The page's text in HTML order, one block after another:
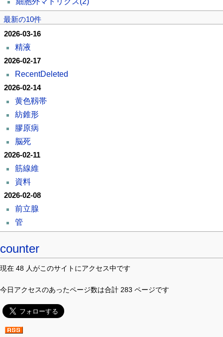
最新の10件
2026-03-16
精液
2026-02-17
RecentDeleted
2026-02-14
黄色靱帯
紡錐形
膠原病
脳死
2026-02-11
筋線維
資料
2026-02-08
前立腺
管
counter
現在 48 人がこのサイトにアクセス中です
今日アクセスのあったページ数は合計 283 ページです